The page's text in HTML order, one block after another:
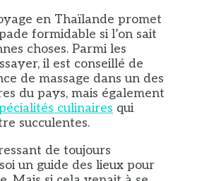
en Thaïlande promet
formidable si l’on sait
choses. Parmi les
il est conseillé de
de massage dans un des
du pays, mais également
culinaires qui
succulentes.
de toujours
un guide des lieux pour